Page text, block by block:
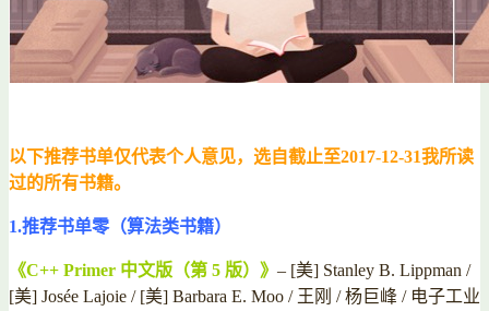
以下推荐书单仅代表个人意见，选自截止至2017-12-31我所读
过的所有书籍。
1.推荐书单零（算法类书籍）
《C++ Primer 中文版（第 5 版）》 – [美] Stanley B. Lippman /
[美] Josée Lajoie / [美] Barbara E. Moo / 王刚 / 杨巨峰 / 电子工业